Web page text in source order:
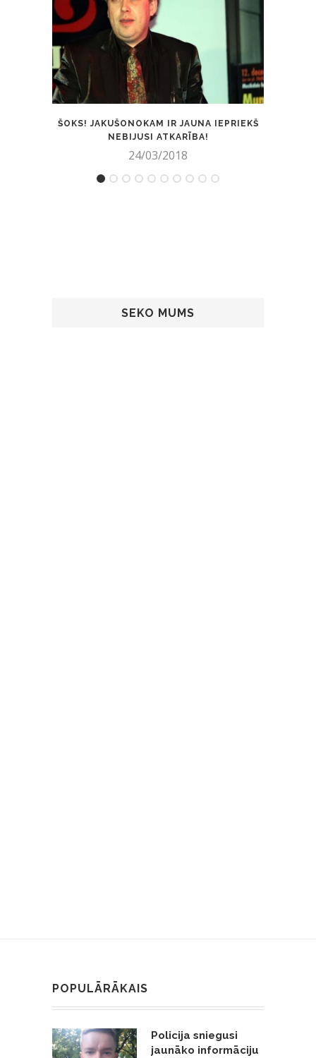
ŠOKS! JAKUŠONOKAM IR JAUNA IEPRIEKŠ
NEBIJUSI ATKARĪBA!
24/03/2018
SEKO MUMS
POPULĀRĀKAIS
Policija sniegusi
jaunāko informāciju